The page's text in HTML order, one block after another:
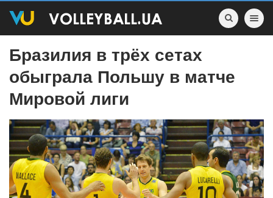
Toggle
Бразилия в трёх сетах
обыграла Польшу в матче
Мировой лиги